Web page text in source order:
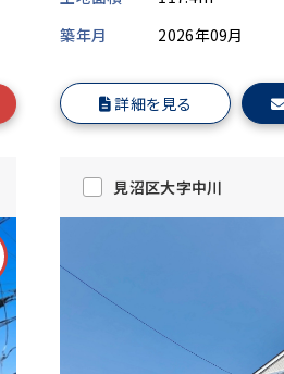
築年月
2026年09月
詳細を見る
見沼区大字中川